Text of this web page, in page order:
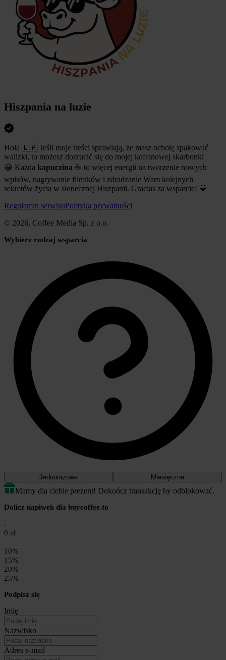
Hiszpania na luzie
Hola 🇪🇦 Jeśli moje treści sprawiają, że masz ochotę spakować
walizki, to możesz dorzucić się do mojej kofeinowej skarbonki
😀 Każda kapuczina ☕ to więcej energii na tworzenie nowych
wpisów, nagrywanie filmików i zdradzanie Wam kolejnych
sekretów życia w słonecznej Hiszpanii. Gracias za wsparcie! 💛
Regulamin serwisuPolityka prywatności
© 2026, Coffee Media Sp. z o.o.
Wybierz rodzaj wsparcia
Jednorazowe Miesięczne
Mamy dla ciebie prezent! Dokończ transakcję by odblokować.
Dolicz napiwek dla buycoffee.to
0 zł
10%
15%
20%
25%
Podpisz się
Imię
Nazwisko
Adres e-mail